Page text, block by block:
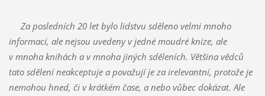
Za posledních 20 let bylo lidstvu sděleno velmi mnoho
informací, ale nejsou uvedeny v jedné moudré knize, ale
v mnoha knihách a v mnoha jiných sděleních. Většina vědců
tato sdělení neakceptuje a považují je za irelevantní, protože je
nemohou hned, či v krátkém čase, a nebo vůbec dokázat. Ale